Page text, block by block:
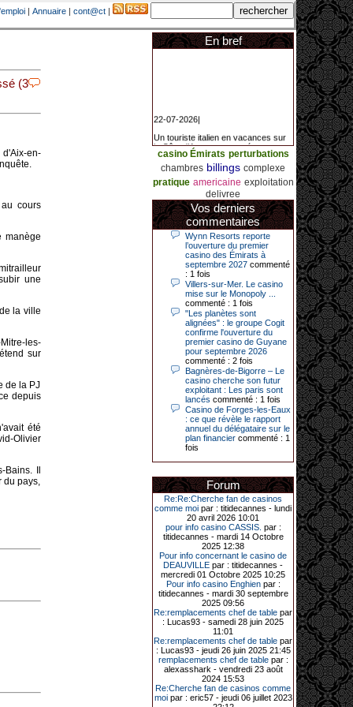
| Annuaire | cont@ct |
(3
en-
cours
manège
une
la ville
les-
sur
de la PJ
depuis
été
Olivier
Il
du pays,
En bref
la Côte d’Azur a remporté un
jackpot exceptionnel de 84.631
euros dans la nuit de samedi à
dimanche au Casino Barrière Le
Croisette à Cannes. Il s’agit d’un
nouveau record de gains de l’année
2026 pour cet établissement.
14-04-2026|
Dimanche 12 avril 2026, cette date
restera gravée dans la mémoire de
ce joueur du casino de Saint-Quay-
Portrieux (Côtes-d’Armor).
Ce quinquagénaire, habitant Plouha
mais souhaitant garder l’anonymat,
a eu l’énorme surprise de décrocher
un jackpot record de 82 426 €.
Le plus gros gain gagné depuis plus
de 20 ans dans l’établissement.
31-03-2026|
Série de jackpots au casino JOA de
Gujan-Mestras : ce mois de mars a
été fructueux pour quelques
une machine à sous pour une mise
initiale de 5,28 €. Puis quelques
jours plus tard, le vendredi 27 mars,
un joueur a décroché 12 086 euros
sur une autre machine à sous.
Enfin, troisième et dernier jackpot,
record cette fois-ci, le samedi 28
mars dernier. Quelque 111 322
euros ont été remportés sur la table
d’Ultimate Texas Hold’em Poker,
grâce à une mise de 5 euros sur la
case bonus et une quinte flush
royale. Ces gains ont été annoncés
dans un communiqué diffusé par le
casino ce lundi 30 mars en soirée.
11-01-2026|
Dimanche 11 janvier, en soirée, une
cliente retraitée de 78 ans, habitant
Trémuson, a eu l’énorme surprise
casino Émirats perturbations
chambres billings complexe
pratique americaine exploitation
delivree
Vos derniers
commentaires
Wynn Resorts reporte
l’ouverture du premier
casino des Émirats à
septembre 2027 commenté
: 1 fois
Villers-sur-Mer. Le casino
mise sur le Monopoly ...
commenté : 1 fois
"Les planètes sont
alignées" : le groupe Cogit
confirme l'ouverture du
premier casino de Guyane
pour septembre 2026
commenté : 2 fois
Bagnères-de-Bigorre – Le
casino cherche son futur
exploitant : Les paris sont
lancés commenté : 1 fois
Casino de Forges-les-Eaux
: ce que révèle le rapport
annuel du délégataire sur le
plan financier commenté : 1
fois
Forum
Re:Re:Cherche fan de casinos
comme moi par : titidecannes - lundi
20 avril 2026 10:01
pour info casino CASSIS. par :
titidecannes - mardi 14 Octobre
2025 12:38
Pour info concernant le casino de
DEAUVILLE par : titidecannes -
mercredi 01 Octobre 2025 10:25
Pour info casino Enghienpar :
titidecannes - mardi 30 septembre
2025 09:56
Re:remplacements chef de table par
: Lucas93 - samedi 28 juin 2025
11:01
Re:remplacements chef de table par
: Lucas93 - jeudi 26 juin 2025 21:45
remplacements chef de tablepar :
alexasshark - vendredi 23 août
2024 15:53
Re:Cherche fan de casinos comme
moipar : eric57 - jeudi 06 juillet 2023